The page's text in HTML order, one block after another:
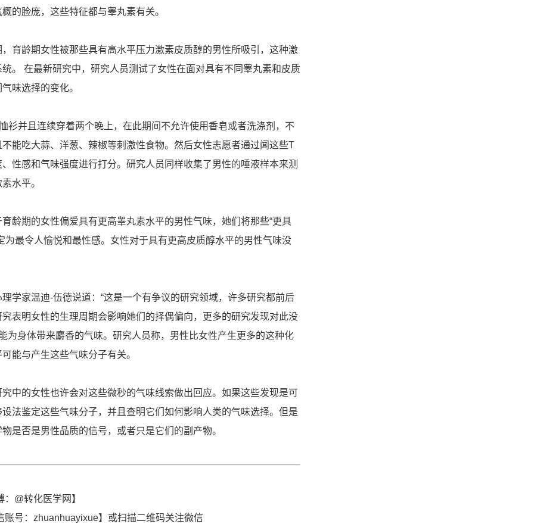
的脸庞，这些特征都与睾丸素有关。
育龄期女性被那些具有高水平压力激素皮质醇的男性所吸引，这种激
。 在最新研究中，研究人员测试了女性在面对具有不同睾丸素和皮质
味选择的变化。
衫并且连续穿着两个晚上，在此期间不允许使用香皂或者洗涤剂，不
能吃大蒜、洋葱、辣椒等刺激性食物。然后女性志愿者通过闻这些T
性感和气味强度进行打分。研究人员同样收集了男性的唾液样本来测
水平。
龄期的女性偏爱具有更高睾丸素水平的男性气味，她们将那些“更具
为最令人愉悦和最性感。女性对于具有更高皮质醇水平的男性气味没
学家温迪-伍德说道：“这是一个有争议的研究领域，许多研究都前后
表明女性的生理周期会影响她们的择偶偏向，更多的研究发现对此没
为身体带来麝香的气味。研究人员称，男性比女性产生更多的这种化
能与产生这些气味分子有关。
中的女性也许会对这些微秒的气味线索做出回应。如果这些发现是可
法鉴定这些气味分子，并且查明它们如何影响人类的气味选择。但是
是否是男性品质的信号，或者只是它们的副产物。
@转化医学网】
账号：zhuanhuayixue】或扫描二维码关注微信